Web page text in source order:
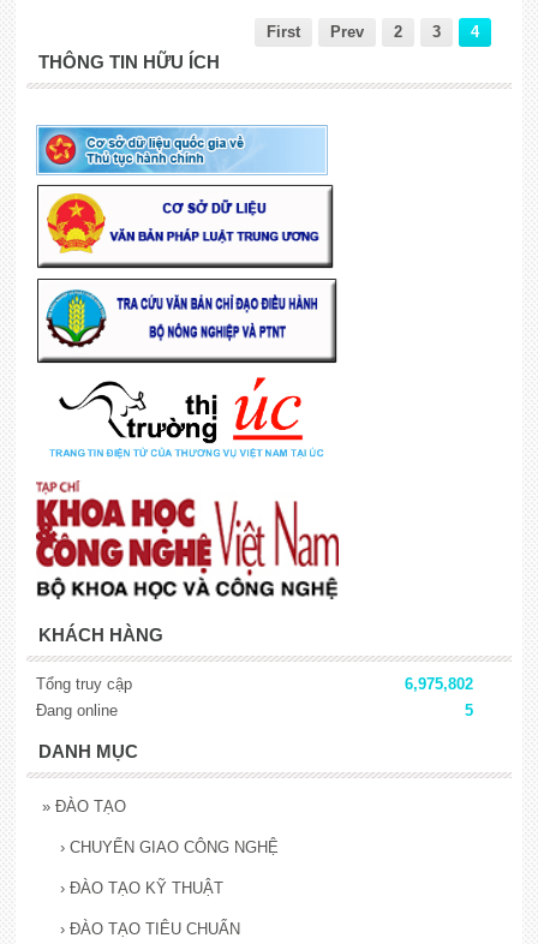
First Prev 2 3 4
THÔNG TIN HỮU ÍCH
KHÁCH HÀNG
Tổng truy cập
6,975,802
Đang online
5
DANH MỤC
» ĐÀO TẠO
› CHUYỂN GIAO CÔNG NGHỆ
› ĐÀO TẠO KỸ THUẬT
› ĐÀO TẠO TIÊU CHUẨN